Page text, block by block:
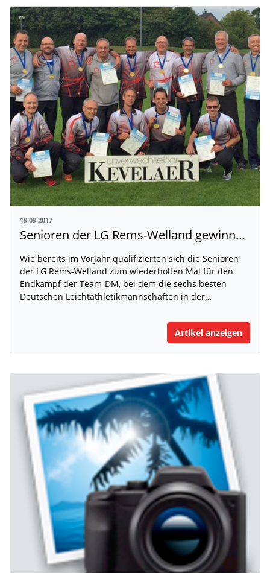
19.09.2017
Senioren der LG Rems-Welland gewinnen Gold bei den Deutschen Mannschaftsmeisterschaften
Wie bereits im Vorjahr qualifizierten sich die Senioren
der LG Rems-Welland zum wiederholten Mal für den
Endkampf der Team-DM, bei dem die sechs besten
Deutschen Leichtathletikmannschaften in der…
Artikel anzeigen